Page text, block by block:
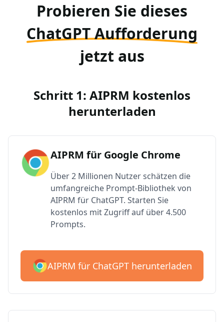
Probieren Sie dieses
ChatGPT Aufforderung
jetzt aus
Schritt 1: AIPRM kostenlos
herunterladen
AIPRM für Google Chrome
Über 2 Millionen Nutzer schätzen die
umfangreiche Prompt-Bibliothek von
AIPRM für ChatGPT. Starten Sie
kostenlos mit Zugriff auf über 4.500
Prompts.
AIPRM für ChatGPT herunterladen